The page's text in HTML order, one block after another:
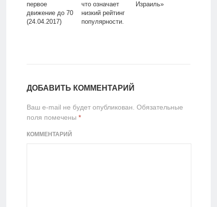
первое
движение до 70
(24.04.2017)
что означает
низкий рейтинг
популярности.
Израиль»
ДОБАВИТЬ КОММЕНТАРИЙ
Ваш e-mail не будет опубликован. Обязательные
поля помечены *
КОММЕНТАРИЙ